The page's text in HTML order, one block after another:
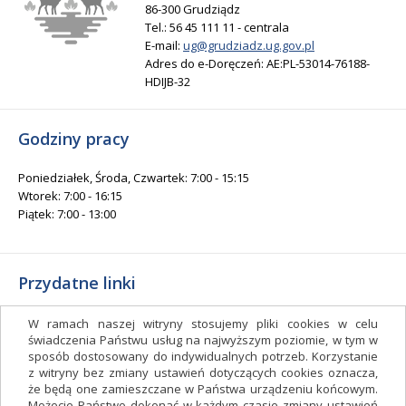
W ramach naszej witryny stosujemy pliki cookies w celu
świadczenia Państwu usług na najwyższym poziomie, w tym w
sposób dostosowany do indywidualnych potrzeb. Korzystanie
z witryny bez zmiany ustawień dotyczących cookies oznacza,
że będą one zamieszczane w Państwa urządzeniu końcowym.
86-300 Grudziądz
Tel.: 56 45 111 11 - centrala
E-mail: ug@grudziadz.ug.gov.pl
Adres do e-Doręczeń: AE:PL-53014-76188-
HDIJB-32
Godziny pracy
Poniedziałek, Środa, Czwartek: 7:00 - 15:15
Wtorek: 7:00 - 16:15
Piątek: 7:00 - 13:00
Przydatne linki
Gminny Ośrodek Kultury i Sportu
Gminna Biblioteka Publiczna
facebook.com/gminagrudziadz
Deklaracja dostępności